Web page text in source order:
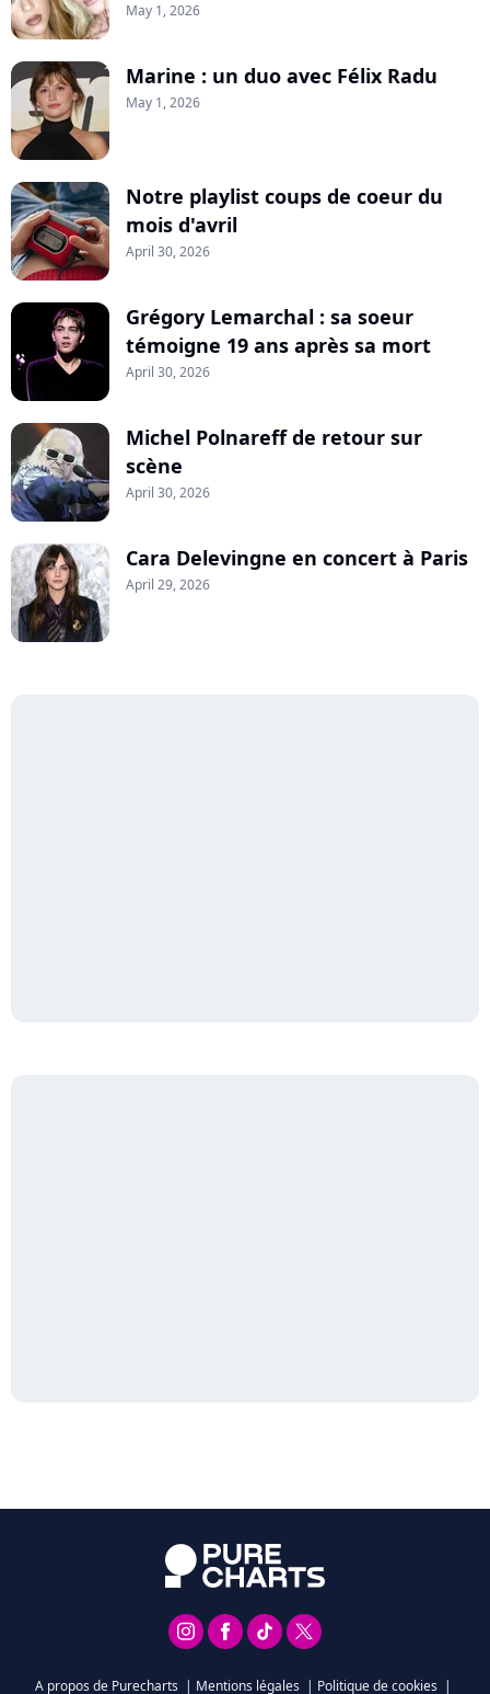
May 1, 2026
Marine : un duo avec Félix Radu
May 1, 2026
Notre playlist coups de coeur du
mois d'avril
April 30, 2026
Grégory Lemarchal : sa soeur
témoigne 19 ans après sa mort
April 30, 2026
Michel Polnareff de retour sur
scène
April 30, 2026
Cara Delevingne en concert à Paris
April 29, 2026
A propos de Purecharts | Mentions légales | Politique de cookies |